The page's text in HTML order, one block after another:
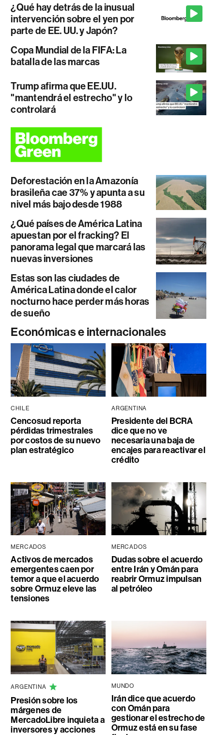
¿Qué hay detrás de la inusual
intervención sobre el yen por
parte de EE. UU. y Japón?
Copa Mundial de la FIFA: La
batalla de las marcas
Trump afirma que EE.UU.
"mantendrá el estrecho" y lo
controlará
Deforestación en la Amazonía
brasileña cae 37% y apunta a su
nivel más bajo desde 1988
¿Qué países de América Latina
apuestan por el fracking? El
panorama legal que marcará las
nuevas inversiones
Estas son las ciudades de
América Latina donde el calor
nocturno hace perder más horas
de sueño
Económicas e internacionales
CHILE
Cencosud reporta
pérdidas trimestrales
por costos de su nuevo
plan estratégico
ARGENTINA
Presidente del BCRA
dice que no ve
necesaria una baja de
encajes para reactivar el
crédito
MERCADOS
Activos de mercados
emergentes caen por
temor a que el acuerdo
sobre Ormuz eleve las
tensiones
MERCADOS
Dudas sobre el acuerdo
entre Irán y Omán para
reabrir Ormuz impulsan
al petróleo
ARGENTINA
Presión sobre los
márgenes de
MercadoLibre inquieta a
inversores y acciones
MUNDO
Irán dice que acuerdo
con Omán para
gestionar el estrecho de
Ormuz está en su fase